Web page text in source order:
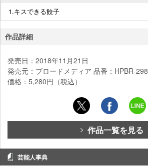
1.キスできる餃子
作品詳細
発売日：2018年11月21日
発売元：ブロードメディア 品番：HPBR-298
価格：5,280円（税込）
作品一覧を見る
芸能人事典